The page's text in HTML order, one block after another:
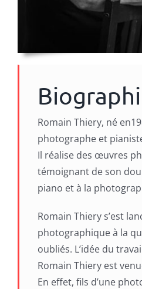
Romain Thiery, né
photographe et
Il réalise des œuvres
témoignant de son
piano et à la
Romain Thiery s’est
photographique à la
oubliés. L’idée du
Romain Thiery est
En effet, fils d’une